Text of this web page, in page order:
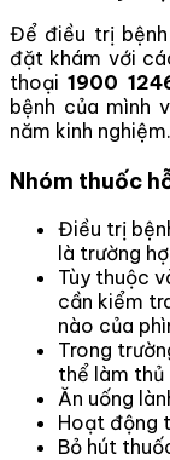
Để điều trị
đặt khám với
thoại1900
bệnh của mình
năm kinh nghiệm.
Nhóm thuốc
Điều trị
là trường
Tùy thuộc
cần kiểm
nào của
Trong
thể làm
Ăn uống
Hoạt động
Bỏ hút